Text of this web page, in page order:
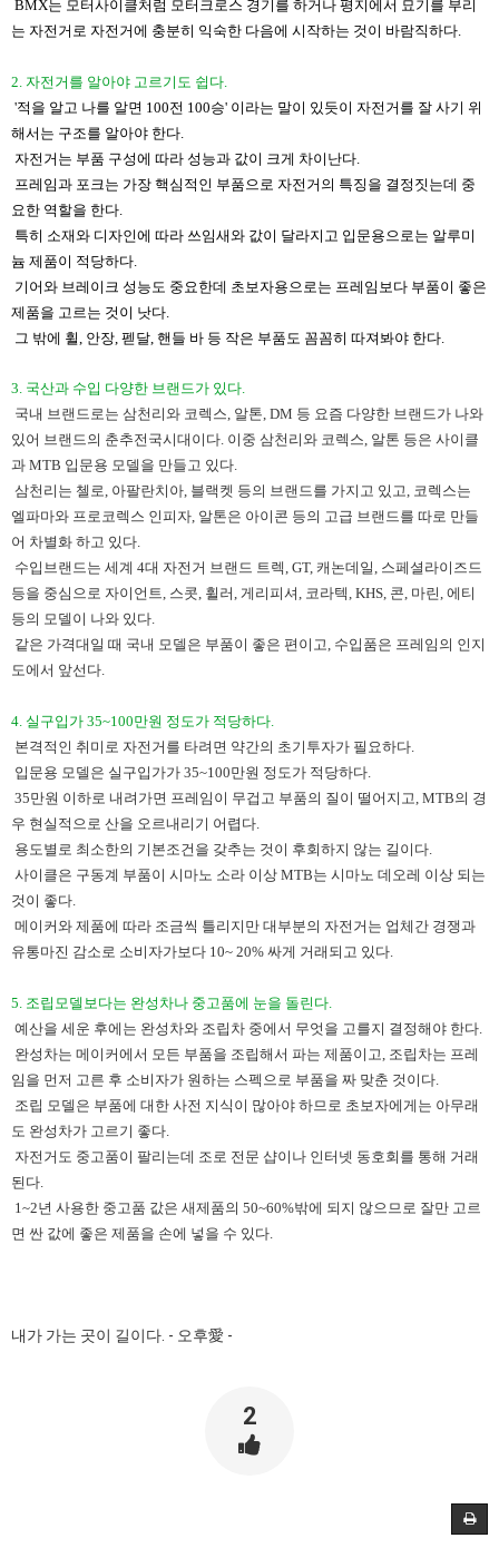
BMX는 모터사이클처럼 모터크로스 경기를 하거나 평지에서 묘기를 부리
는 자전거로 자전거에 충분히 익숙한 다음에 시작하는 것이 바람직하다.
​2. 자전거를 알아야 고르기도 쉽다.
​ '적을 알고 나를 알면 100전 100승' 이라는 말이 있듯이 자전거를 잘 사기 위
해서는 구조를 알아야 한다.
자전거는 부품 구성에 따라 성능과 값이 크게 차이난다.
프레임과 포크는 가장 핵심적인 부품으로 자전거의 특징을 결정짓는데 중
요한 역할을 한다.
​ 특히 소재와 디자인에 따라 쓰임새와 값이 달라지고 입문용으로는 알루미
늄 제품이 적당하다.
​ 기어와 브레이크 성능도 중요한데 초보자용으로는 프레임보다 부품이 좋은
제품을 고르는 것이 낫다.
​그 밖에 휠, 안장, 펟달, 핸들 바 등 작은 부품도 꼼꼼히 따져봐야 한다.
3. 국산과 수입 다양한 브랜드가 있다.
​ 국내 브랜드로는 삼천리와 코렉스, 알톤, DM 등 요즘 다양한 브랜드가 나와
있어 브랜드의 춘추전국시대이다. 이중 삼천리와 코렉스, 알톤 등은 사이클
과 MTB 입문용 모델을 만들고 있다.
삼천리는 첼로, 아팔란치아, 블랙켓 등의 브랜드를 가지고 있고, 코렉스는
엘파마와 프로코렉스 인피자, 알톤은 아이콘 등의 고급 브랜드를 따로 만들
어 차별화 하고 있다.
수입브랜드는 세계 4대 자전거 브랜드 트렉, GT, 캐논데일, 스페셜라이즈드
등을 중심으로 자이언트, 스콧, 휠러, 게리피셔, 코라텍, KHS, 콘, 마린, 에티
등의 모델이 나와 있다.
같은 가격대일 때 국내 모델은 부품이 좋은 편이고, 수입품은 프레임의 인지
도에서 앞선다.
4. 실구입가 35~100만원 정도가 적당하다.
본격적인 취미로 자전거를 타려면 약간의 초기투자가 필요하다.
입문용 모델은 실구입가가 35~100만원 정도가 적당하다.
35만원 이하로 내려가면 프레임이 무겁고 부품의 질이 떨어지고, MTB의 경
우 현실적으로 산을 오르내리기 어렵다.
용도별로 최소한의 기본조건을 갖추는 것이 후회하지 않는 길이다.
사이클은 구동계 부품이 시마노 소라 이상 MTB는 시마노 데오레 이상 되는
것이 좋다.
메이커와 제품에 따라 조금씩 틀리지만 대부분의 자전거는 업체간 경쟁과
유통마진 감소로 소비자가보다 10~ 20% 싸게 거래되고 있다.
5. 조립모델보다는 완성차나 중고품에 눈을 돌린다.​
​ 예산을 세운 후에는 완성차와 조립차 중에서 무엇을 고를지 결정해야 한다.
완성차는 메이커에서 모든 부품을 조립해서 파는 제품이고, 조립차는 프레
임을 먼저 고른 후 소비자가 원하는 스펙으로 부품을 짜 맞춘 것이다.
조립 모델은 부품에 대한 사전 지식이 많아야 하므로 초보자에게는 아무래
도 완성차가 고르기 좋다.
자전거도 중고품이 팔리는데 조로 전문 샵이나 인터넷 동호회를 통해 거래
된다.
1~2년 사용한 중고품 값은 새제품의 50~60%밖에 되지 않으므로 잘만 고르
면 싼 값에 좋은 제품을 손에 넣을 수 있다.
내가 가는 곳이 길이다. - ​ 오후愛 ​-
2